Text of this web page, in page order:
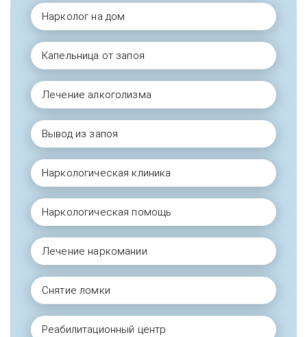
Нарколог на дом
Капельница от запоя
Лечение алкоголизма
Вывод из запоя
Наркологическая клиника
Наркологическая помощь
Лечение наркомании
Снятие ломки
Реабилитационный центр